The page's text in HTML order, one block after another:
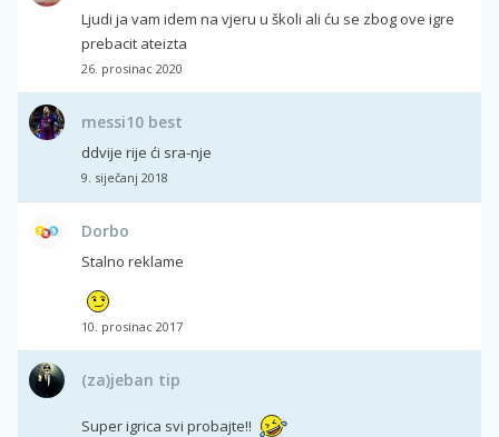
Ljudi ja vam idem na vjeru u školi ali ću se zbog ove igre
prebacit ateizta
26. prosinac 2020
messi10 best
ddvije rije ći sra-nje
9. siječanj 2018
Dorbo
Stalno reklame
10. prosinac 2017
(za)jeban tip
Super igrica svi probajte!!